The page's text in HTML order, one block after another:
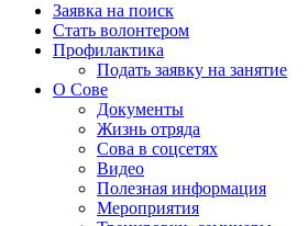
Заявка на поиск
Стать волонтером
Профилактика
Подать заявку на занятие
О Сове
Документы
Жизнь отряда
Сова в соцсетях
Видео
Полезная информация
Мероприятия